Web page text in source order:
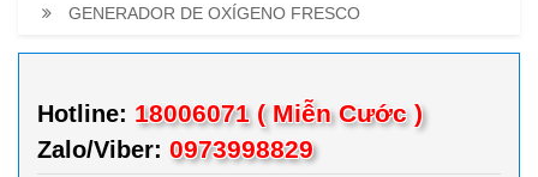
GENERADOR DE OXÍGENO FRESCO
Hotline: 18006071 ( Miễn Cước )
Zalo/Viber: 0973998829